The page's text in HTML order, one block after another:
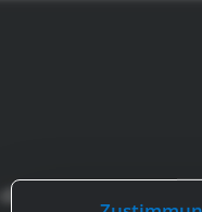
For new